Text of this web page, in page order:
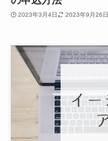
2023年3月4日 2023年9月26日